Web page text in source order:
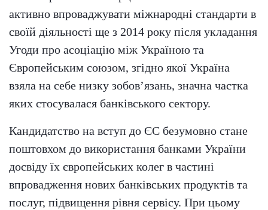
активно впроваджувати міжнародні стандарти в
своїй діяльності ще з 2014 року після укладання
Угоди про асоціацію між Україною та
Європейським союзом, згідно якої Україна
взяла на себе низку зобов’язань, значна частка
яких стосувалася банківського сектору.
Кандидатство на вступ до ЄС безумовно стане
поштовхом до використання банками України
досвіду їх європейських колег в частині
впровадження нових банківських продуктів та
послуг, підвищення рівня сервісу. При цьому